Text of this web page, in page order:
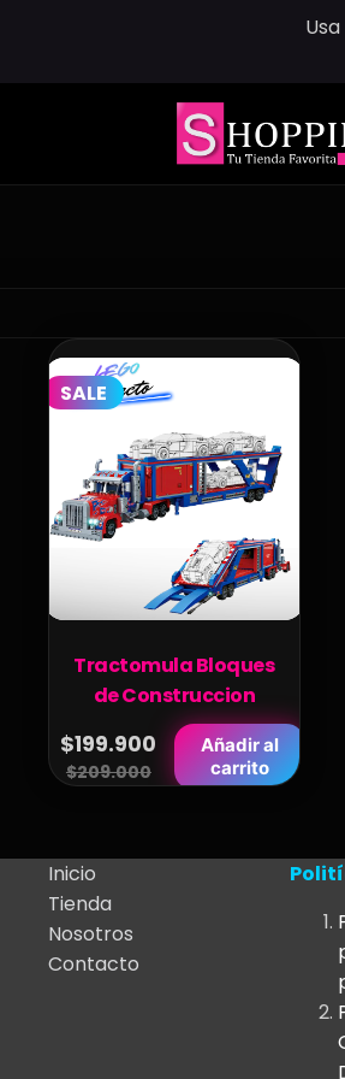
Usa
SALE
Tractomula Bloques
de Construccion
$209.000
Original
$209.000.
$199.900
Current
$199.900.
Añadir al
carrito
Inicio
Tienda
Nosotros
Contacto